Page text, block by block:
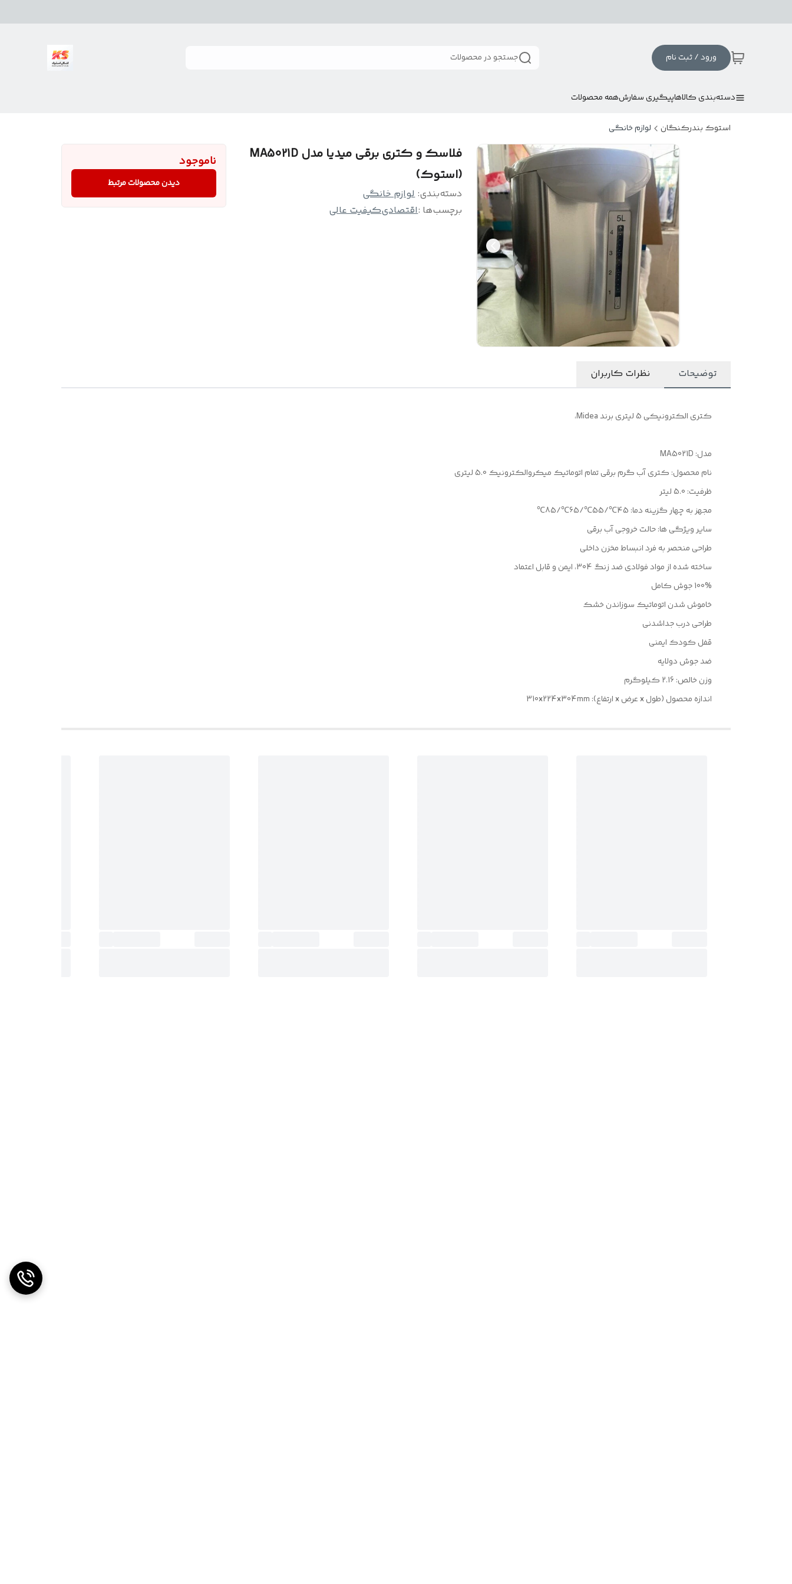
ورود / ثبت نام جستجو در محصولات
دسته‌بندی کالاهاپیگیری سفارشهمه محصولات
استوک بندرکنگان لوازم خانگی
فلاسک و کتری برقی میدیا مدل MA5021D
(استوک)
دسته‌بندی:لوازم خانگی
برچسب‌ها :اقتصادیکیفیت عالی
ناموجود
دیدن محصولات مرتبط
توضیحات نظرات کاربران
کتری الکترونیکی 5 لیتری برند Midea،
مدل: MA5021D
نام محصول: کتری آب گرم برقی تمام اتوماتیک میکروالکترونیک 5.0 لیتری
ظرفیت: 5.0 لیتر
مجهز به چهار گزینه دما: 45℃/55℃/65℃/85℃
سایر ویژگی ها: حالت خروجی آب برقی
طراحی منحصر به فرد انبساط مخزن داخلی
ساخته شده از مواد فولادی ضد زنگ 304، ایمن و قابل اعتماد
100% جوش کامل
خاموش شدن اتوماتیک سوزاندن خشک
طراحی درب جداشدنی
قفل کودک ایمنی
ضد جوش دولایه
وزن خالص: 2.16 کیلوگرم
اندازه محصول (طول x عرض x ارتفاع): 310x224x304mm